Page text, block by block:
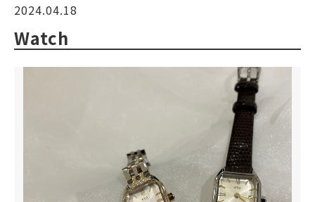
2024.04.18
Watch